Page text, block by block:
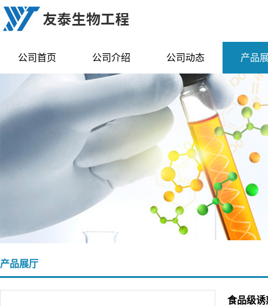
公司首页 公司介绍 公司动态 产品
产品展厅
食品级诱